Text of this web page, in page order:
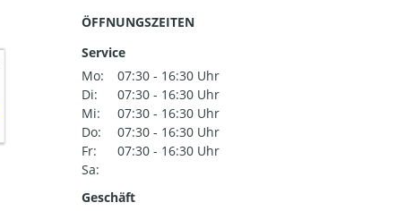
ÖFFNUNGSZEITEN
Service
Mo:
07:30 - 16:30 Uhr
Di:
07:30 - 16:30 Uhr
Mi:
07:30 - 16:30 Uhr
Do:
07:30 - 16:30 Uhr
Fr:
07:30 - 16:30 Uhr
Sa:
Geschäft